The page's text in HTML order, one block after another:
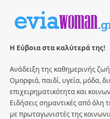
Η Εύβοια στα καλύτερά της!
Ανάδειξη της καθημερινής
Ομορφιά, παιδί, υγεία, μόδα,
επιχειρηματικότητα και
Ειδήσεις σημαντικές από όλη
με πρωταγωνιστές της